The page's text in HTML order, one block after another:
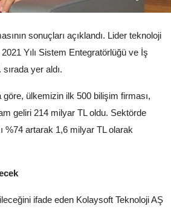
sonuçları açıklandı. Lider teknoloji
Yılı Sistem Entegratörlüğü ve İş
yer aldı.
göre, ülkemizin ilk 500 bilişim firması,
geliri 214 milyar TL oldu. Sektörde
%74 artarak 1,6 milyar TL olarak
ifade eden Kolaysoft Teknoloji AŞ